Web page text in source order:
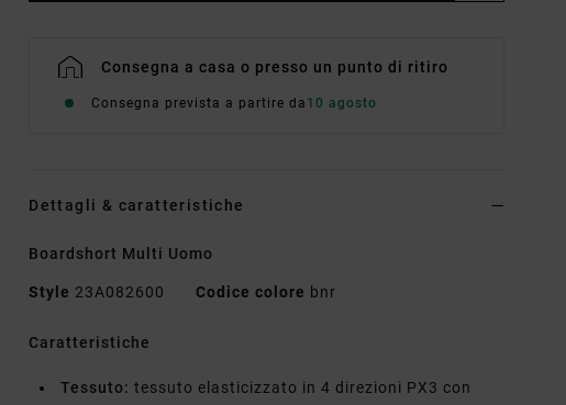
Consegna a casa o presso un punto di ritiro
Consegna prevista a partire da 10 agosto
Dettagli & caratteristiche
Boardshort Multi Uomo
Style 23A082600 Codice colore bnr
Caratteristiche
Tessuto:tessuto elasticizzato in 4 direzioni PX3 con